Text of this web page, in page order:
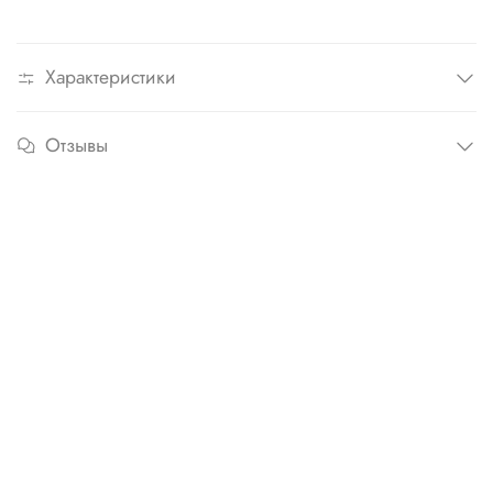
Характеристики
Отзывы